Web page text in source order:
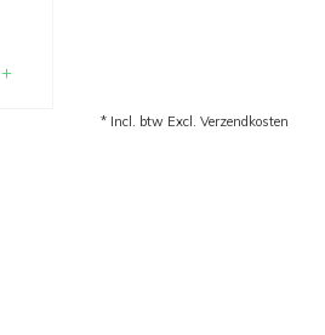
+
* Incl. btw Excl. Verzendkosten